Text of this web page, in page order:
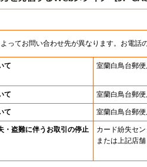
ってお問い合わせ先が異なります。お電話
て 室蘭白鳥台郵
て 室蘭白鳥台郵
て 室蘭白鳥台郵
・盗難に伴うお取引の停止
カード紛失セ
または上記店舗